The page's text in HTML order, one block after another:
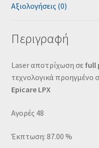
Αξιολογήσεις (0)
Περιγραφή
Laser αποτρίχωση σε full
τεχνολογικά προηγμένο
Epicare LPX
Αγορές 48
Έκπτωση: 87.00 %